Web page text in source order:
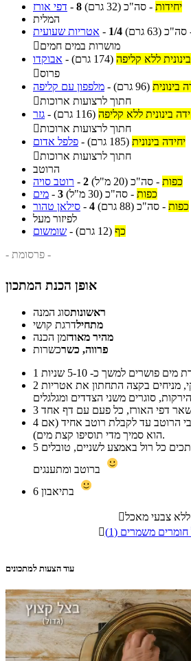
דפי אורז - 8 יחידות - סה"כ (32 גרם)
המלית
אטריות שעועית - 1/4 סה"כ (63 גרם)
מושרות במים חמים
אבוקדו - ללא קליפה (174 גרם)
פרוס
מלפפון עם קליפה - בינונית (96 גרם)
חתוך לרצועות ארוכות
גזר - בינונית ללא קליפה (116 גרם)
חתוך לרצועות ארוכות
פלפל אדום - יחידה בינונית (185 גרם)
חתוך לרצועות ארוכות
הרוטב
רוטב סויה - 2 כפות - סה"כ (20 מ"ל)
מים - 3 כפות - סה"כ (30 מ"ל)
סילאן טהור - 4 כפות - סה"כ (88 גרם)
לפיזור מעל
שומשום - כף (12 גרם)
- פרסומת -
אופן הכנת המתכון
ראשונותסוג המנה
מתחילדרגת קושי
מהיר מאודזמן הכנה
פרווה, כשרכשרות
1
2
3
4
הוא סמיך מדי תוסיפו קצת מים).
5
6
ללא צבעי מאכל

חומרים משמרים (1)
עוד הצעות למתכונים